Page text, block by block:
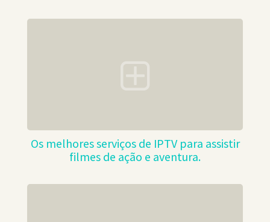
Os melhores serviços de IPTV para assistir
filmes de ação e aventura.